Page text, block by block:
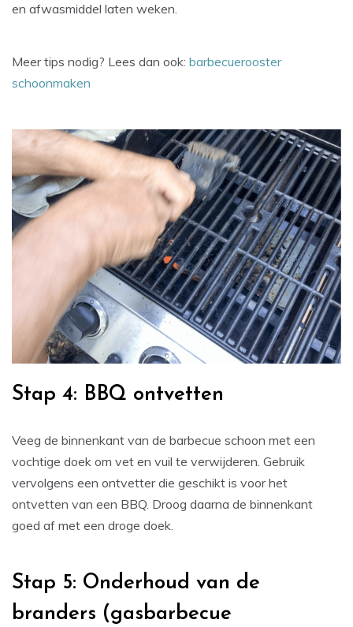
en afwasmiddel laten weken.
Meer tips nodig? Lees dan ook: barbecuerooster
schoonmaken
Stap 4: BBQ ontvetten
Veeg de binnenkant van de barbecue schoon met een
vochtige doek om vet en vuil te verwijderen. Gebruik
vervolgens een ontvetter die geschikt is voor het
ontvetten van een BBQ. Droog daarna de binnenkant
goed af met een droge doek.
Stap 5: Onderhoud van de
branders (gasbarbecue